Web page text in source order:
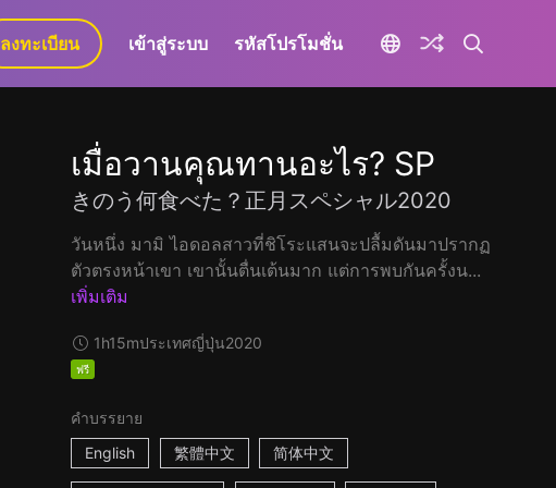
GaLa+
ลงทะเบียน เข้าสู่ระบบ รหัสโปรโมชั่น
เมื่อวานคุณทานอะไร? SP
きのう何食べた？正月スペシャル2020
วันหนึ่ง มามิ ไอดอลสาวที่ชิโระแสนจะปลื้มดันมาปรากฏ
ตัวตรงหน้าเขา เขานั้นตื่นเต้นมาก แต่การพบกันครั้งน...
เพิ่มเติม
1h15mประเทศญี่ปุ่น2020
ฟรี
คำบรรยาย
English
繁體中文 简体中文